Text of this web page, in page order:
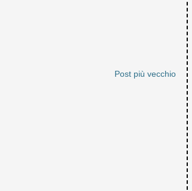
Post più vecchio